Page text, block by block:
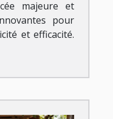
majeure et
pour
et efficacité.